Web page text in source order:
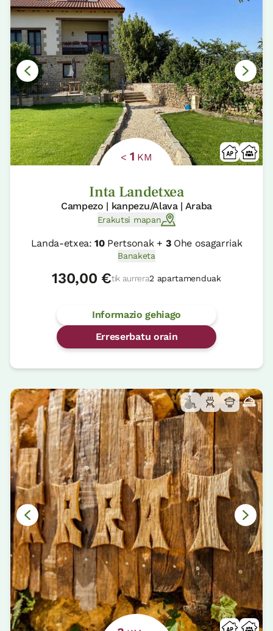
< 1 KM
Inta Landetxea
Campezo | kanpezu/Alava | Araba
Erakutsi mapan
Landa-etxea:10Pertsonak + 3Ohe osagarriak
Banaketa
130,00 €tik aurrera2 apartamenduak
Informazio gehiago
Erreserbatu orain